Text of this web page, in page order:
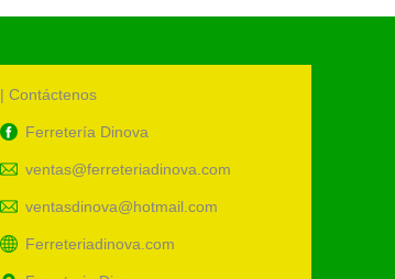
| Contáctenos
Ferretería Dinova
ventas@ferreteriadinova.com
ventasdinova@hotmail.com
Ferreteriadinova.com